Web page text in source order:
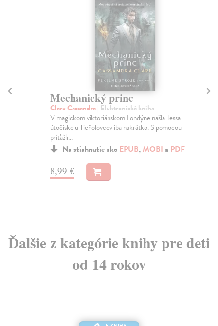
Mechanický princ
Clare Cassandra| Elektronická kniha
V magickom viktoriánskom Londýne našla Tessa
útočisko u Tieňolovcov iba nakrátko. S pomocou
príťažli...
Na stiahnutie akoEPUB ,MOBI aPDF
8,99 €
Ďalšie z kategórie knihy pre deti
od 14 rokov